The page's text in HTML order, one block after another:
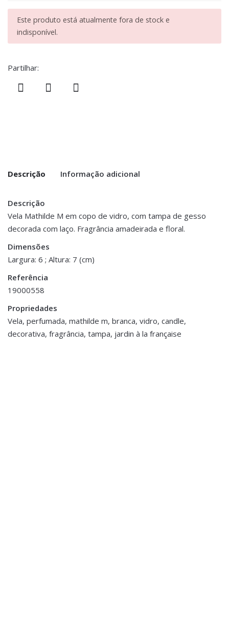
Este produto está atualmente fora de stock e
indisponível.
Partilhar:
Descrição Informação adicional
Descrição
Vela Mathilde M em copo de vidro, com tampa de gesso
decorada com laço. Fragrância amadeirada e floral.
Dimensões
Largura: 6 ; Altura: 7 (cm)
Referência
19000558
Propriedades
Vela, perfumada, mathilde m, branca, vidro, candle,
decorativa, fragrância, tampa, jardin à la française
Peso 0.200 kg
Dimensões 6 × 7 cm